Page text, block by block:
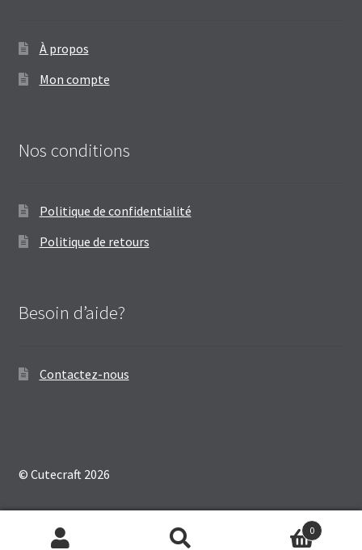
À propos
Mon compte
Nos conditions
Politique de confidentialité
Politique de retours
Besoin d’aide?
Contactez-nous
© Cutecraft 2026
0